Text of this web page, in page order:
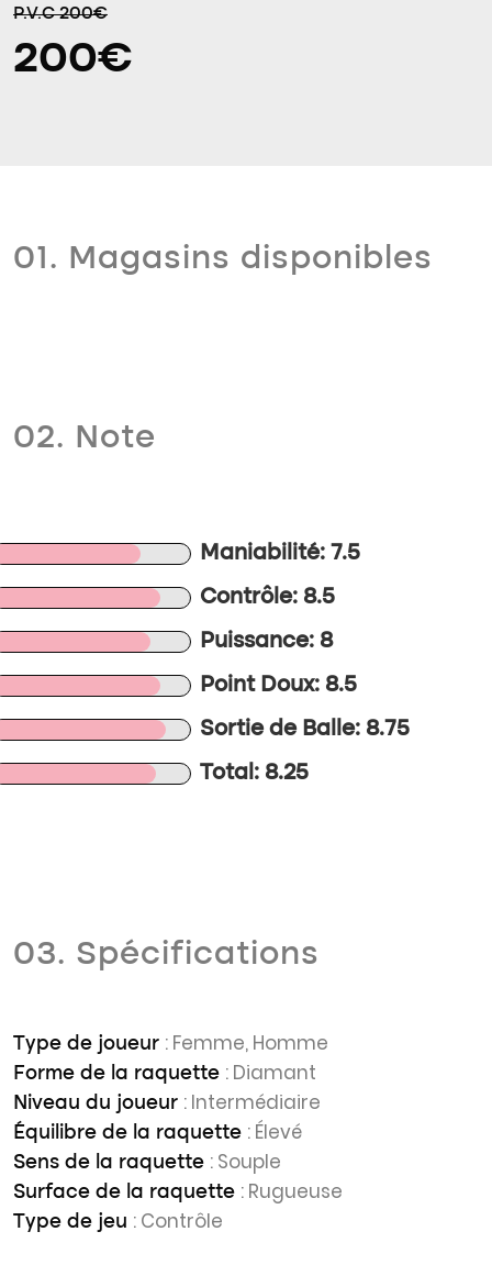
P.V.C 200€
200€
01. Magasins disponibles
02. Note
Maniabilité: 7.5
Contrôle: 8.5
Puissance: 8
Point Doux: 8.5
Sortie de Balle: 8.75
Total: 8.25
03. Spécifications
Type de joueur : Femme, Homme
Forme de la raquette : Diamant
Niveau du joueur : Intermédiaire
Équilibre de la raquette : Élevé
Sens de la raquette : Souple
Surface de la raquette : Rugueuse
Type de jeu : Contrôle